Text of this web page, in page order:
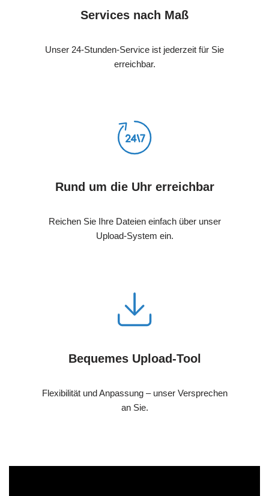
Services nach Maß
Unser 24-Stunden-Service ist jederzeit für Sie
erreichbar.
Rund um die Uhr erreichbar
Reichen Sie Ihre Dateien einfach über unser
Upload-System ein.
Bequemes Upload-Tool
Flexibilität und Anpassung – unser Versprechen
an Sie.